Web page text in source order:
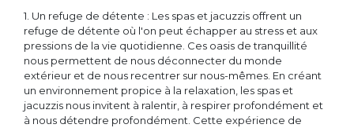
1. Un refuge de détente : Les spas et jacuzzis offrent un
refuge de détente où l'on peut échapper au stress et aux
pressions de la vie quotidienne. Ces oasis de tranquillité
nous permettent de nous déconnecter du monde
extérieur et de nous recentrer sur nous-mêmes. En créant
un environnement propice à la relaxation, les spas et
jacuzzis nous invitent à ralentir, à respirer profondément et
à nous détendre profondément. Cette expérience de